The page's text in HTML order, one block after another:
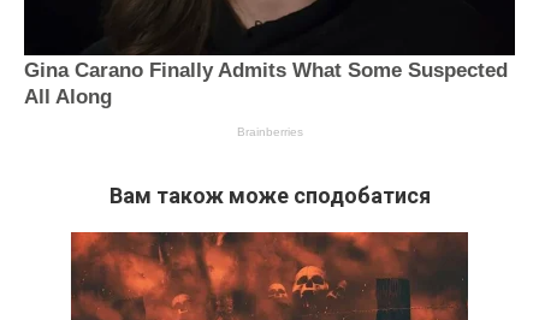
Вам також може сподобатися